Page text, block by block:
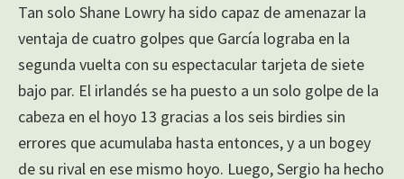
Tan solo Shane Lowry ha sido capaz de amenazar la
ventaja de cuatro golpes que García lograba en la
segunda vuelta con su espectacular tarjeta de siete
bajo par. El irlandés se ha puesto a un solo golpe de la
cabeza en el hoyo 13 gracias a los seis birdies sin
errores que acumulaba hasta entonces, y a un bogey
de su rival en ese mismo hoyo. Luego, Sergio ha hecho